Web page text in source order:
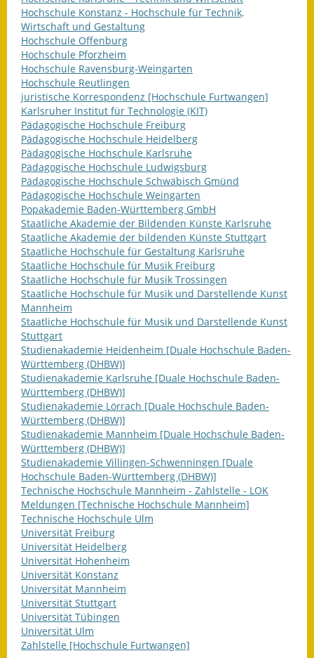
Fundbehörde
Sitzungsberichte 2016
Sitzungsberichte 2017
Sitzungsberichte 2018
Sitzungsberichte 2019
Sitzungsberichte 2020
Gemeindeverwaltung
Haushalt & Finanzen
Eröffnungsbilanz
Getrennte
Abwassergebühr
Grundsteuerreform
Haushaltspläne
Jahresabschlüsse
Wasserversorgung
Heiraten in Notzingen
Wahlen
Hochschule Konstanz - Hochschule für Technik,
Wirtschaft und Gestaltung
Hochschule Offenburg
Hochschule Pforzheim
Hochschule Ravensburg-Weingarten
Hochschule Reutlingen
juristische Korrespondenz [Hochschule Furtwangen]
Karlsruher Institut für Technologie (KIT)
Pädagogische Hochschule Freiburg
Pädagogische Hochschule Heidelberg
Pädagogische Hochschule Karlsruhe
Pädagogische Hochschule Ludwigsburg
Pädagogische Hochschule Schwäbisch Gmünd
Pädagogische Hochschule Weingarten
Popakademie Baden-Württemberg GmbH
Staatliche Akademie der Bildenden Künste Karlsruhe
Staatliche Akademie der bildenden Künste Stuttgart
Staatliche Hochschule für Gestaltung Karlsruhe
Staatliche Hochschule für Musik Freiburg
Staatliche Hochschule für Musik Trossingen
Staatliche Hochschule für Musik und Darstellende Kunst
Mannheim
Staatliche Hochschule für Musik und Darstellende Kunst
Stuttgart
Studienakademie Heidenheim [Duale Hochschule Baden-
Württemberg (DHBW)]
Studienakademie Karlsruhe [Duale Hochschule Baden-
Württemberg (DHBW)]
Studienakademie Lörrach [Duale Hochschule Baden-
Württemberg (DHBW)]
Studienakademie Mannheim [Duale Hochschule Baden-
Württemberg (DHBW)]
Studienakademie Villingen-Schwenningen [Duale
Hochschule Baden-Württemberg (DHBW)]
Technische Hochschule Mannheim - Zahlstelle - LOK
Meldungen [Technische Hochschule Mannheim]
Technische Hochschule Ulm
Universität Freiburg
Universität Heidelberg
Universität Hohenheim
Universität Konstanz
Universität Mannheim
Universität Stuttgart
Universität Tübingen
Universität Ulm
Zahlstelle [Hochschule Furtwangen]